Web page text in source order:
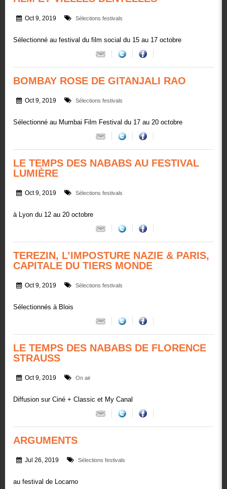
Oct 9, 2019 Sélections festivals
Sélectionné au festival du film social du 15 au 17 octobre
BOMBAY ROSE DE GITANJALI RAO
Oct 9, 2019 Sélections festivals
Sélectionné au Mumbai Film Festival du 17 au 20 octobre
LE TEMPS DES NABABS AU FESTIVAL
LUMIÈRE
Oct 9, 2019 Sélections festivals
à Lyon du 12 au 20 octobre
TEREZIN, L’IMPOSTURE NAZIE & PARIS,
CAPITALE DU TIERS MONDE
Oct 9, 2019 Sélections festivals
Sélectionnés à Blois
LE TEMPS DES NABABS DE FLORENCE
STRAUSS
Oct 9, 2019 On air
Diffusion sur Ciné + Classic et My Canal
ARGUMENTS
Jul 26, 2019 Sélections festivals
au festival de Locarno